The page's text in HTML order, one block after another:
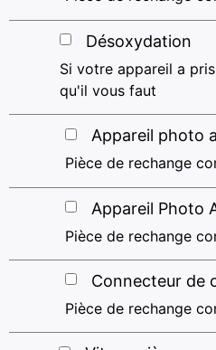
Désoxydation
Si votre appareil a
qu'il vous faut
Appareil photo
Pièce de rechange
Appareil Photo
Pièce de rechange
Connecteur de
Pièce de rechange